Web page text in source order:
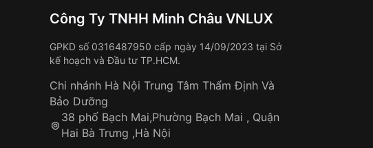
Công Ty TNHH Minh Châu VNLUX
GPKD số 0316487950 cấp ngày 14/09/2023 tại Sở
kế hoạch và Đầu tư TP.HCM.
Chi nhánh Hà Nội Trung Tâm Thẩm Định Và
Bảo Dưỡng
38 phố Bạch Mai,Phường Bạch Mai , Quận
Hai Bà Trưng ,Hà Nội